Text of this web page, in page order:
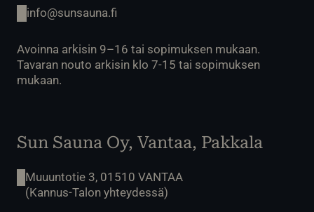
info@sunsauna.fi
Avoinna arkisin 9–16 tai sopimuksen mukaan.
Tavaran nouto arkisin klo 7-15 tai sopimuksen
mukaan.
Sun Sauna Oy, Vantaa, Pakkala
Muuuntotie 3, 01510 VANTAA
(Kannus-Talon yhteydessä)